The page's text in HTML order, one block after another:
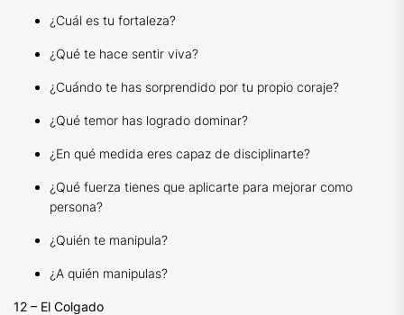
¿Cuál es tu fortaleza?
¿Qué te hace sentir viva?
¿Cuándo te has sorprendido por tu propio coraje?
¿Qué temor has logrado dominar?
¿En qué medida eres capaz de disciplinarte?
¿Qué fuerza tienes que aplicarte para mejorar como
persona?
¿Quién te manipula?
¿A quién manipulas?
12 – El Colgado